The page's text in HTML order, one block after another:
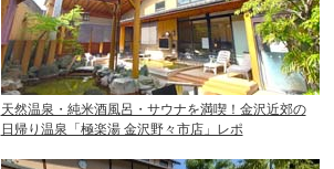
天然温泉・純米酒風呂・サウナを満喫！金沢近郊の
日帰り温泉「極楽湯 金沢野々市店」レポ